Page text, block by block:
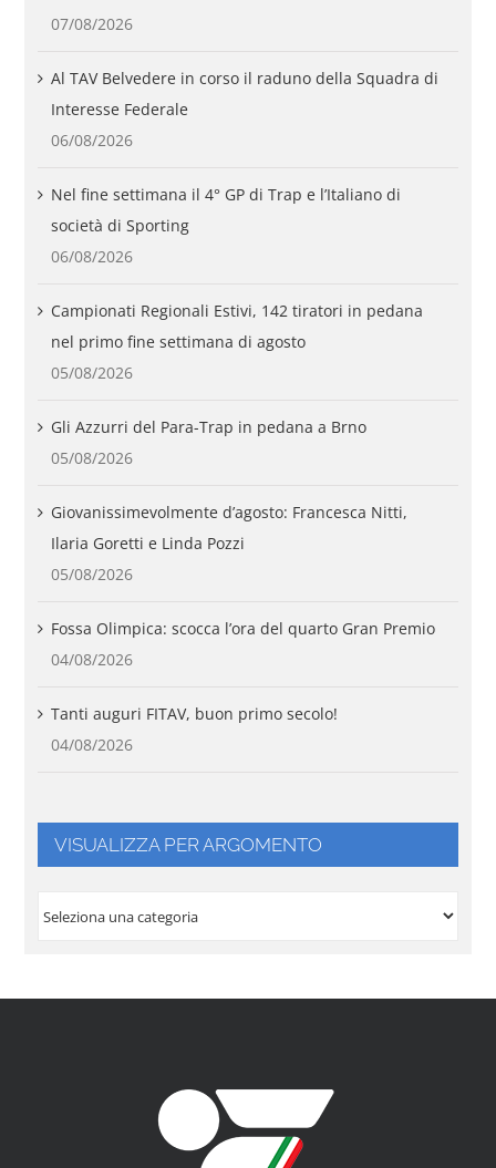
07/08/2026
Al TAV Belvedere in corso il raduno della Squadra di
Interesse Federale
06/08/2026
Nel fine settimana il 4° GP di Trap e l’Italiano di
società di Sporting
06/08/2026
Campionati Regionali Estivi, 142 tiratori in pedana
nel primo fine settimana di agosto
05/08/2026
Gli Azzurri del Para-Trap in pedana a Brno
05/08/2026
Giovanissimevolmente d’agosto: Francesca Nitti,
Ilaria Goretti e Linda Pozzi
05/08/2026
Fossa Olimpica: scocca l’ora del quarto Gran Premio
04/08/2026
Tanti auguri FITAV, buon primo secolo!
04/08/2026
VISUALIZZA PER ARGOMENTO